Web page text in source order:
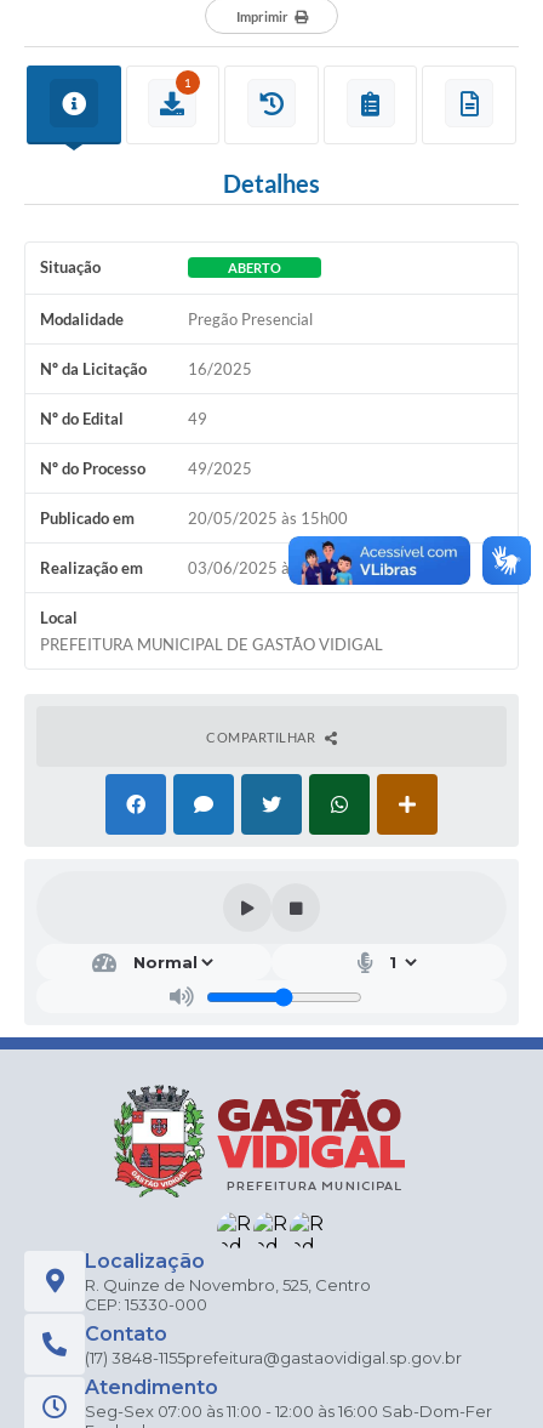
Imprimir
1
Detalhes
Situação ABERTO
Modalidade Pregão Presencial
Nº da Licitação 16/2025
Nº do Edital 49
Nº do Processo 49/2025
Publicado em 20/05/2025 às 15h00
Realização em 03/06/2025 às 09h00
Local
PREFEITURA MUNICIPAL DE GASTÃO VIDIGAL
COMPARTILHAR
Localização
R. Quinze de Novembro, 525, Centro
CEP: 15330-000
Contato
(17) 3848-1155prefeitura@gastaovidigal.sp.gov.br
Atendimento
Seg-Sex 07:00 às 11:00 - 12:00 às 16:00 Sab-Dom-Fer